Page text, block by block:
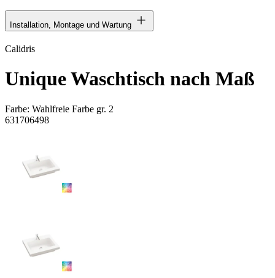
Installation, Montage und Wartung
Calidris
Unique Waschtisch nach Maß
Farbe: Wahlfreie Farbe gr. 2
631706498